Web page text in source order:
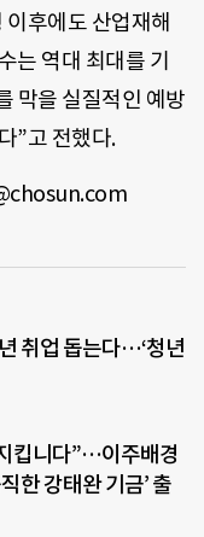
후에도 산업재해
는 역대 최대를 기
막을 실질적인 예방
”고 전했다.
취업 돕는다…‘청년
킵니다”…이주배경
한 강태완 기금’ 출